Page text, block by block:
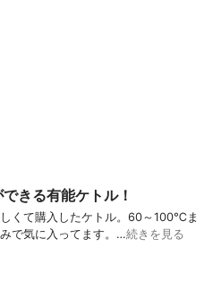
きる有能ケトル！
くて購入したケトル。60～100℃ま
で気に入ってます。…続きを見る